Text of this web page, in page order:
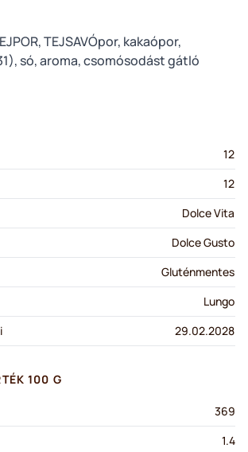
TEJSAVÓpor, kakaópor,
só, aroma, csomósodást gátló
12
12
Dolce Vita
Dolce Gusto
Gluténmentes
Lungo
29.02.2028
100 G
369
1.4